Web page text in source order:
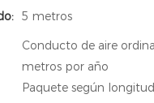
5 metros
Conducto de aire
metros por año
Paquete según